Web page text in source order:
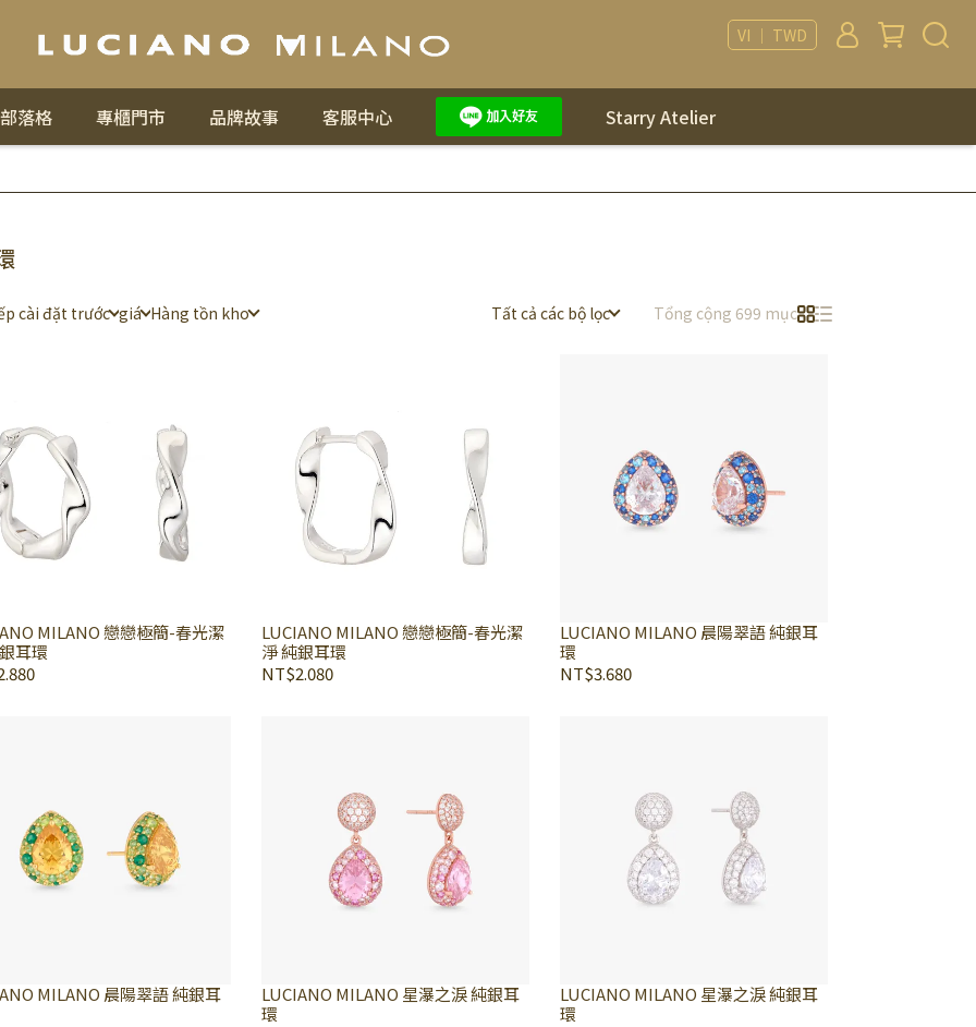
VI ｜ TWD
部落格 專櫃門市 品牌故事 客服中心 Starry Atelier
cài đặt trước giá Hàng tồn kho Tất cả các bộ lọc Tổng cộng 699 mục
MILANO 戀戀極簡-春光潔
耳環
LUCIANO MILANO 戀戀極簡-春光潔
淨 純銀耳環
NT$2.080
LUCIANO MILANO 晨陽翠語 純銀耳
環
NT$3.680
MILANO 晨陽翠語 純銀耳
LUCIANO MILANO 星瀑之淚 純銀耳
環
LUCIANO MILANO 星瀑之淚 純銀耳
環